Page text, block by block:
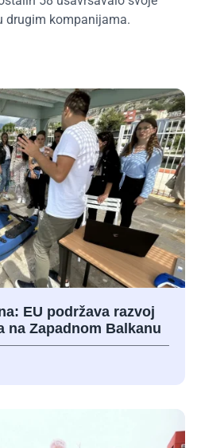
drugim kompanijama.
EU podržava razvoj
na Zapadnom Balkanu